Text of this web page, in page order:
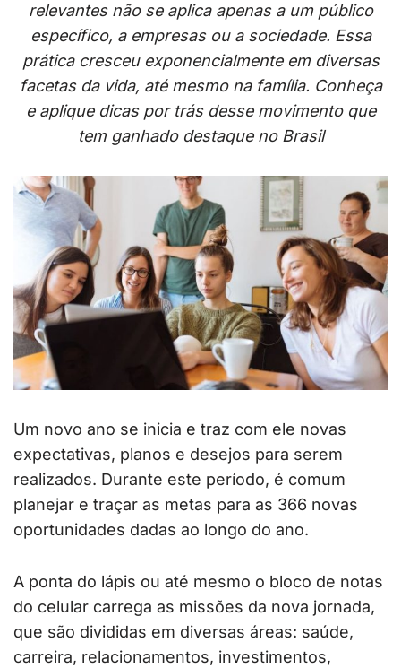
relevantes não se aplica apenas a um público
específico, a empresas ou a sociedade. Essa
prática cresceu exponencialmente em diversas
facetas da vida, até mesmo na família. Conheça
e aplique dicas por trás desse movimento que
tem ganhado destaque no Brasil
Um novo ano se inicia e traz com ele novas
expectativas, planos e desejos para serem
realizados. Durante este período, é comum
planejar e traçar as metas para as 366 novas
oportunidades dadas ao longo do ano.
A ponta do lápis ou até mesmo o bloco de notas
do celular carrega as missões da nova jornada,
que são divididas em diversas áreas: saúde,
carreira, relacionamentos, investimentos,